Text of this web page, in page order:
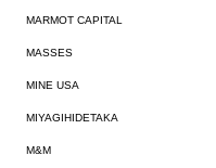
MARMOT CAPITAL
MASSES
MINE USA
MIYAGIHIDETAKA
M&M